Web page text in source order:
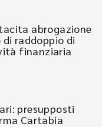
abrogazione
raddoppio di
finanziaria
presupposti
Cartabia